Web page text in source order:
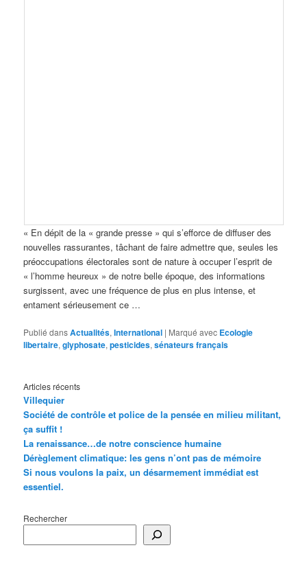
« En dépit de la « grande presse » qui s’efforce de diffuser des
nouvelles rassurantes, tâchant de faire admettre que, seules les
préoccupations électorales sont de nature à occuper l’esprit de
« l’homme heureux » de notre belle époque, des informations
surgissent, avec une fréquence de plus en plus intense, et
entament sérieusement ce …
Publié dansActualités,International | Marqué avec Ecologie
libertaire,glyphosate,pesticides,sénateurs français
Articles récents
Villequier
Société de contrôle et police de la pensée en milieu militant,
ça suffit !
La renaissance…de notre conscience humaine
Dérèglement climatique: les gens n’ont pas de mémoire
Si nous voulons la paix, un désarmement immédiat est
essentiel.
Rechercher